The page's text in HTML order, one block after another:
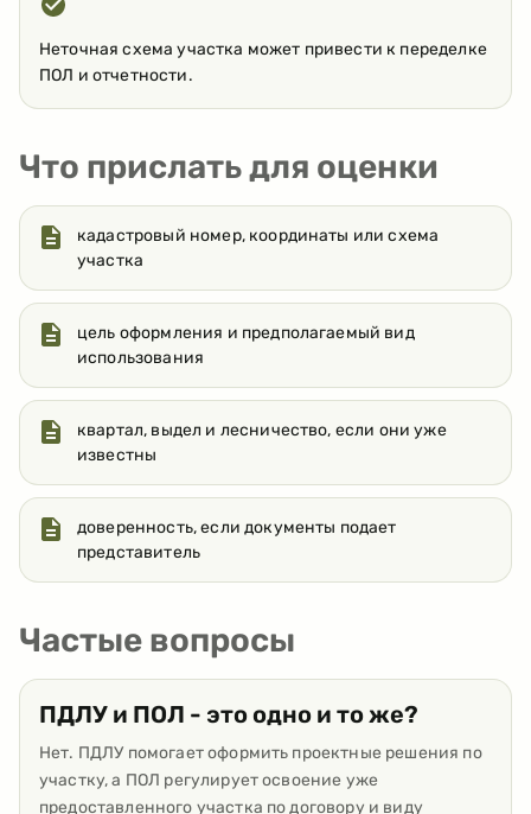
Неточная схема участка может привести к переделке
ПОЛ и отчетности.
Что прислать для оценки
кадастровый номер, координаты или схема
участка
цель оформления и предполагаемый вид
использования
квартал, выдел и лесничество, если они уже
известны
доверенность, если документы подает
представитель
Частые вопросы
ПДЛУ и ПОЛ - это одно и то же?
Нет. ПДЛУ помогает оформить проектные решения по
участку, а ПОЛ регулирует освоение уже
предоставленного участка по договору и виду